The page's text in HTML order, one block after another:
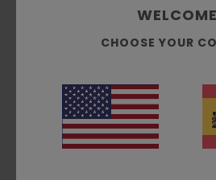
Puntuación
4.0
basado en2 reseñas
El 100% de nuestros
producto
CHOOSE YOUR